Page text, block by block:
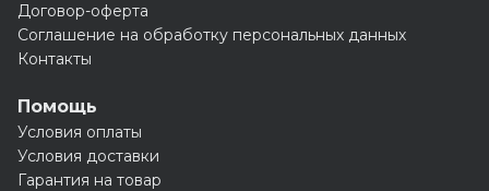
Договор-оферта
Соглашение на обработку персональных данных
Контакты
Помощь
Условия оплаты
Условия доставки
Гарантия на товар